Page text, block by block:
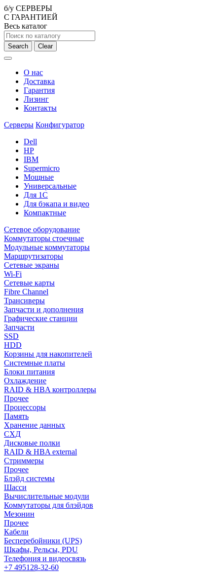
б/у СЕРВЕРЫ
С ГАРАНТИЕЙ
Весь каталог
Search Clear
О нас
Доставка
Гарантия
Лизинг
Контакты
Серверы Конфигуратор
Dell
HP
IBM
Supermicro
Мощные
Универсальные
Для 1С
Для бэкапа и видео
Компактные
Сетевое оборудование
Коммутаторы стоечные
Модульные коммутаторы
Маршрутизаторы
Сетевые экраны
Wi-Fi
Сетевые карты
Fibre Channel
Трансиверы
Запчасти и дополнения
Графические станции
Запчасти
SSD
HDD
Корзины для накопителей
Системные платы
Блоки питания
Охлаждение
RAID & HBA контроллеры
Прочее
Процессоры
Память
Хранение данных
СХД
Дисковые полки
RAID & HBA external
Стриммеры
Прочее
Блэйд системы
Шасси
Вычислительные модули
Коммутаторы для блэйдов
Мезонин
Прочее
Кабели
Бесперебойники (UPS)
Шкафы, Рельсы, PDU
Телефония и видеосвязь
+7 495128-32-60